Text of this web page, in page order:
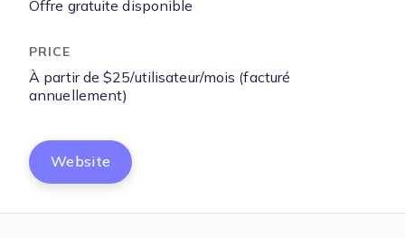
Offre gratuite disponible
À partir de $25/utilisateur/mois (facturé
annuellement)
Website